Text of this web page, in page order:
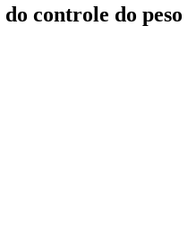
controle do peso